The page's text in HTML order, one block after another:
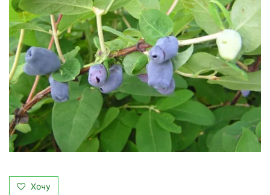
Хочу